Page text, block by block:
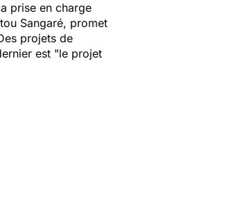
prise en charge
Sangaré, promet
projets de
est "le projet